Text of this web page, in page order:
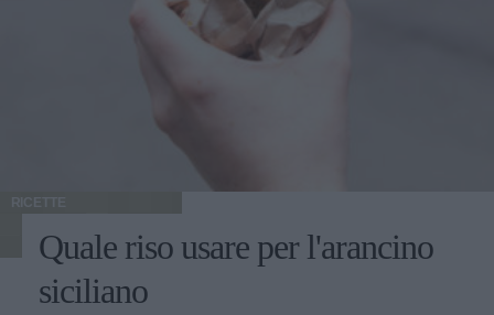
RICETTE
Quale riso usare per l'arancino
siciliano